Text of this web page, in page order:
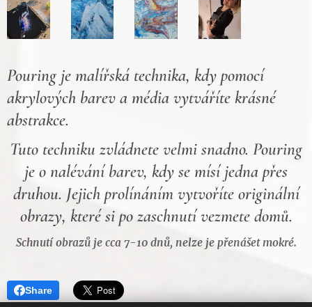
Pouring je malířská technika, kdy pomocí
akrylových barev a média vytváříte krásné
abstrakce.
Tuto techniku zvládnete velmi snadno. Pouring
je o nalévání barev, kdy se mísí jedna přes
druhou. Jejich prolínáním vytvoříte originální
obrazy, které si po zaschnutí vezmete domů.
Schnutí obrazů je cca 7-10 dnů, nelze je přenášet mokré.
Share